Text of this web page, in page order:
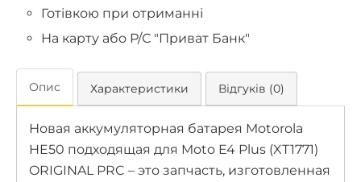
Готівкою при отриманні
На карту або Р/С "Приват Банк"
Опис Характеристики Відгуків (0)
Новая аккумуляторная батарея Motorola
HE50 подходящая для Moto E4 Plus (XT1771)
ORIGINAL PRC – это запчасть, изготовленная